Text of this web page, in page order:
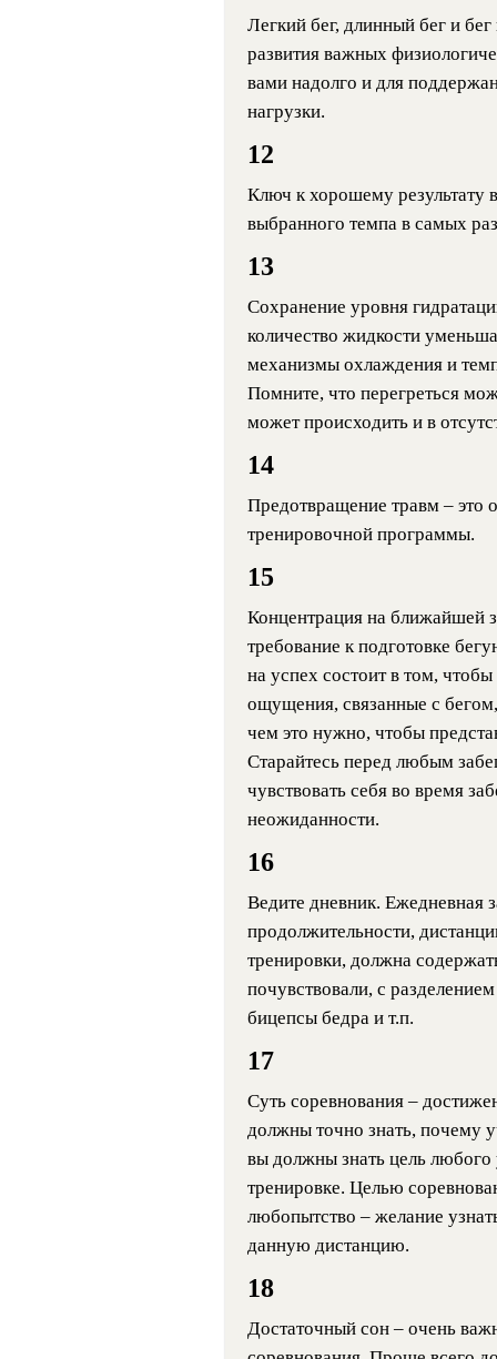
Легкий бег, длинный бег и
развития важных
вами надолго и для
нагрузки.
12
Ключ к хорошему результату
выбранного темпа в самых
13
Сохранение уровня
количество жидкости
механизмы охлаждения и
Помните, что перегреться
может происходить и в
14
Предотвращение травм – это
тренировочной программы.
15
Концентрация на ближайшей
требование к подготовке
на успех состоит в том,
ощущения, связанные с
чем это нужно, чтобы
Старайтесь перед любым
чувствовать себя во время
неожиданности.
16
Ведите дневник. Ежедневная
продолжительности,
тренировки, должна
почувствовали, с
бицепсы бедра и т.п.
17
Суть соревнования –
должны точно знать, почему
вы должны знать цель любого
тренировке. Целью
любопытство – желание
данную дистанцию.
18
Достаточный сон – очень